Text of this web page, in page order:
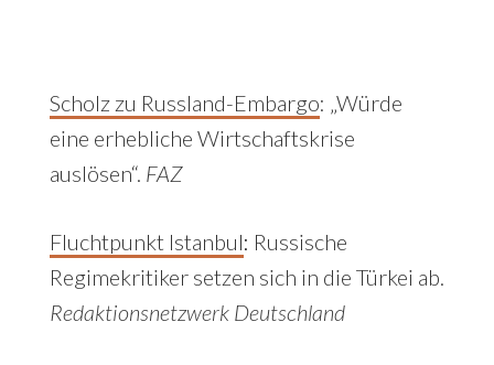
Scholz zu Russland-Embargo: „Würde
eine erhebliche Wirtschaftskrise
auslösen“. FAZ
Fluchtpunkt Istanbul: Russische
Regimekritiker setzen sich in die Türkei ab.
Redaktionsnetzwerk Deutschland